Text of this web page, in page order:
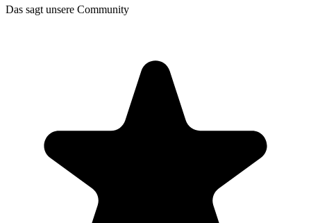
Das sagt unsere Community